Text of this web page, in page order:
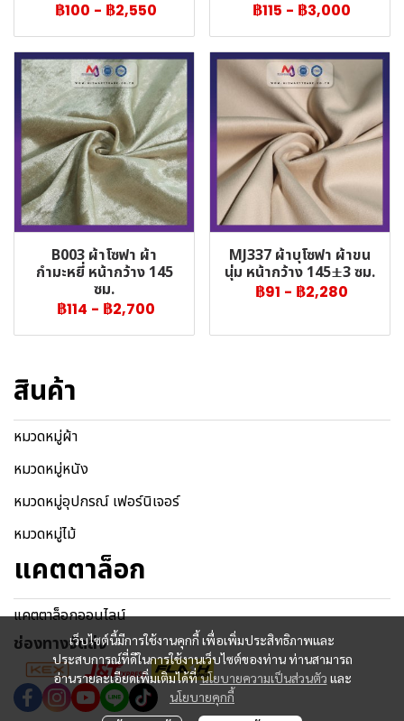
฿100 - ฿2,550 ฿115 - ฿3,000
B003 ผ้าโซฟา ผ้า
กำมะหยี่ หน้ากว้าง 145
ซม.
฿114 - ฿2,700
MJ337 ผ้าบุโซฟา ผ้าขน
นุ่ม หน้ากว้าง 145±3 ซม.
฿91 - ฿2,280
เว็บไซต์นี้มีการใช้งานคุกกี้ เพื่อเพิ่มประสิทธิภาพและ
ประสบการณ์ที่ดีในการใช้งานเว็บไซต์ของท่าน ท่านสามารถ
อ่านรายละเอียดเพิ่มเติมได้ที่นโยบายความเป็นส่วนตัว และ
นโยบายคุกกี้
สินค้า
หมวดหมู่ผ้า
หมวดหมู่หนัง
หมวดหมู่อุปกรณ์ เฟอร์นิเจอร์
หมวดหมู่ไม้
แคตตาล็อก
แคตตาล็อกออนไลน์
ช่องทางจัดส่ง